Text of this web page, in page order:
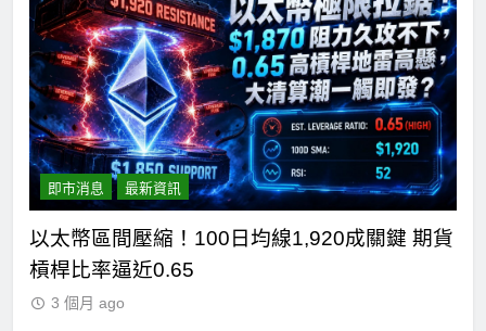
即市消息 最新資訊
以太幣區間壓縮！100日均線1,920成關鍵 期貨
槓桿比率逼近0.65
3 個月 ago